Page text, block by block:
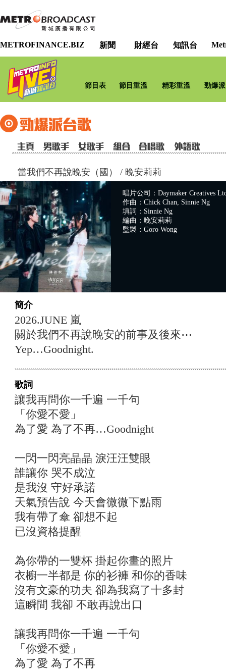
METROFINANCE.BIZ 新聞 財經台 知訊台
節目表 節目重溫 精彩重溫 勁爆
當我們不再說晚安（國） / 晚安莉莉
唱片公司：Daymaker Creatives
作曲：Chick Chan, Sinnie Ng
填詞：Sinnie Ng
編曲：晚安莉莉
監製：Goro Wong
簡介
2026.JUNE 嵐
關於我們不再說晚安的前事及後來⋯
Yep…Goodnight.
歌詞
讓我再問你一千遍 一千句
「你愛不愛」
為了愛 為了不再…Goodnight
一閃一閃亮晶晶 淚汪汪雙眼
誰讓你 哭不成泣
是我沒 守好承諾
天氣預告說 今天會微微下點雨
我有帶了傘 卻想不起
已沒資格提醒
為你帶的一雙杯 掛起你畫的照片
衣櫥一半都是 你的衫褲 和你的香味
沒有文豪的功夫 卻為我寫了十多封
這瞬間 我卻 不敢再說出口
讓我再問你一千遍 一千句
「你愛不愛」
為了愛 為了不再